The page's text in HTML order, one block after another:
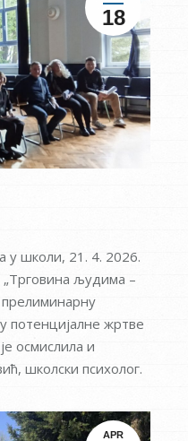
18
у школи, 21. 4. 2026.
људима –
потенцијалне жртве
осмислила и
школски психолог.
APR